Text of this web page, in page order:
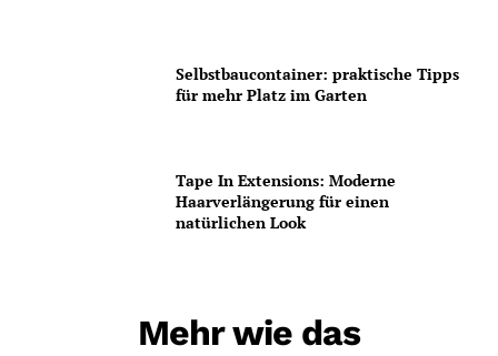
Selbstbaucontainer: praktische Tipps
für mehr Platz im Garten
Tape In Extensions: Moderne
Haarverlängerung für einen
natürlichen Look
Mehr wie das